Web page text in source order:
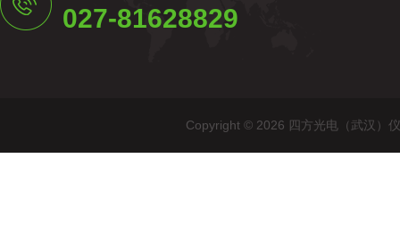
027-81628829
Copyright © 2026 四方光电（武汉）